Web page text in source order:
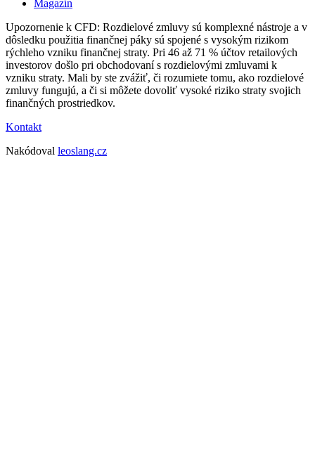
Magazín
Upozornenie k CFD: Rozdielové zmluvy sú komplexné nástroje a v
dôsledku použitia finančnej páky sú spojené s vysokým rizikom
rýchleho vzniku finančnej straty. Pri 46 až 71 % účtov retailových
investorov došlo pri obchodovaní s rozdielovými zmluvami k
vzniku straty. Mali by ste zvážiť, či rozumiete tomu, ako rozdielové
zmluvy fungujú, a či si môžete dovoliť vysoké riziko straty svojich
finančných prostriedkov.
Kontakt
Nakódoval leoslang.cz